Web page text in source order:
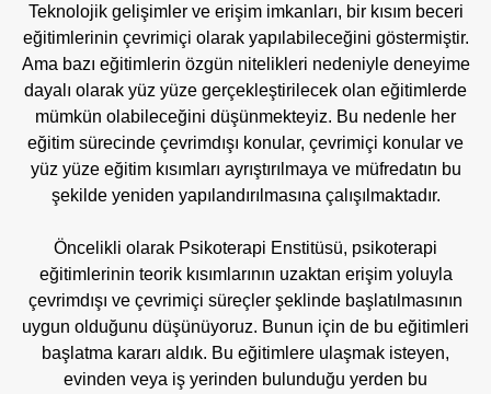
Teknolojik gelişimler ve erişim imkanları, bir kısım beceri
eğitimlerinin çevrimiçi olarak yapılabileceğini göstermiştir.
Ama bazı eğitimlerin özgün nitelikleri nedeniyle deneyime
dayalı olarak yüz yüze gerçekleştirilecek olan eğitimlerde
mümkün olabileceğini düşünmekteyiz. Bu nedenle her
eğitim sürecinde çevrimdışı konular, çevrimiçi konular ve
yüz yüze eğitim kısımları ayrıştırılmaya ve müfredatın bu
şekilde yeniden yapılandırılmasına çalışılmaktadır.
Öncelikli olarak Psikoterapi Enstitüsü, psikoterapi
eğitimlerinin teorik kısımlarının uzaktan erişim yoluyla
çevrimdışı ve çevrimiçi süreçler şeklinde başlatılmasının
uygun olduğunu düşünüyoruz. Bunun için de bu eğitimleri
başlatma kararı aldık. Bu eğitimlere ulaşmak isteyen,
evinden veya iş yerinden bulunduğu yerden bu